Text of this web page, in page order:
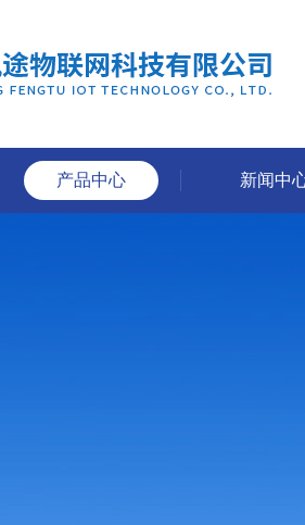
产品中心 新闻中